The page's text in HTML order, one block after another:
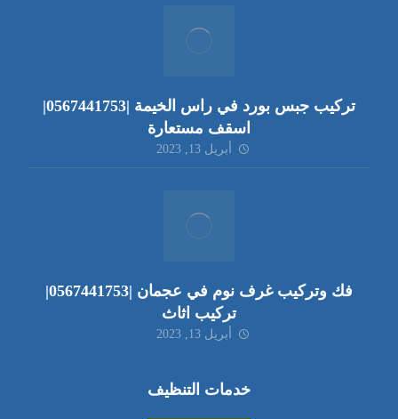
تركيب جبس بورد في راس الخيمة |0567441753|
اسقف مستعارة
أبريل 13, 2023
فك وتركيب غرف نوم في عجمان |0567441753|
تركيب اثاث
أبريل 13, 2023
خدمات التنظيف